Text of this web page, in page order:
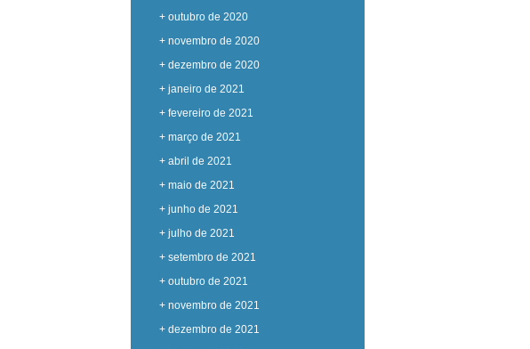
+ outubro de 2020
+ novembro de 2020
+ dezembro de 2020
+ janeiro de 2021
+ fevereiro de 2021
+ março de 2021
+ abril de 2021
+ maio de 2021
+ junho de 2021
+ julho de 2021
+ setembro de 2021
+ outubro de 2021
+ novembro de 2021
+ dezembro de 2021